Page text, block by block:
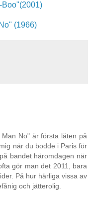
(1966)
No" är första låten på
när du bodde i Paris för
bandet häromdagen när
gör man det 2011, bara
På hur härliga vissa av
och jätterolig.